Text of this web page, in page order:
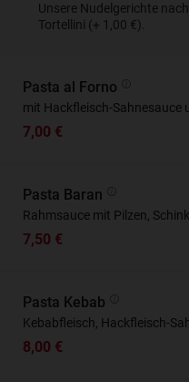
Unsere Nudelgerichte
Tortellini (+ 1,00 €).
Pasta al Forno
mit Hackfleisch-Sahnesauce
7,00 €
Pasta Baran
Rahmsauce mit Pilzen,
7,50 €
Pasta Kebab
Kebabfleisch, Hackfleisch-
8,00 €